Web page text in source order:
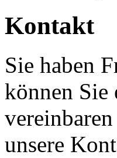
Kontakt
Sie haben
können Sie
unsere